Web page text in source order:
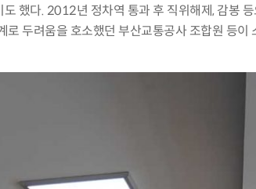
도 했다. 2012년 정차역 통과 후 직위해제,감봉
로 두려움을 호소했던 부산교통공사 조합원 등이